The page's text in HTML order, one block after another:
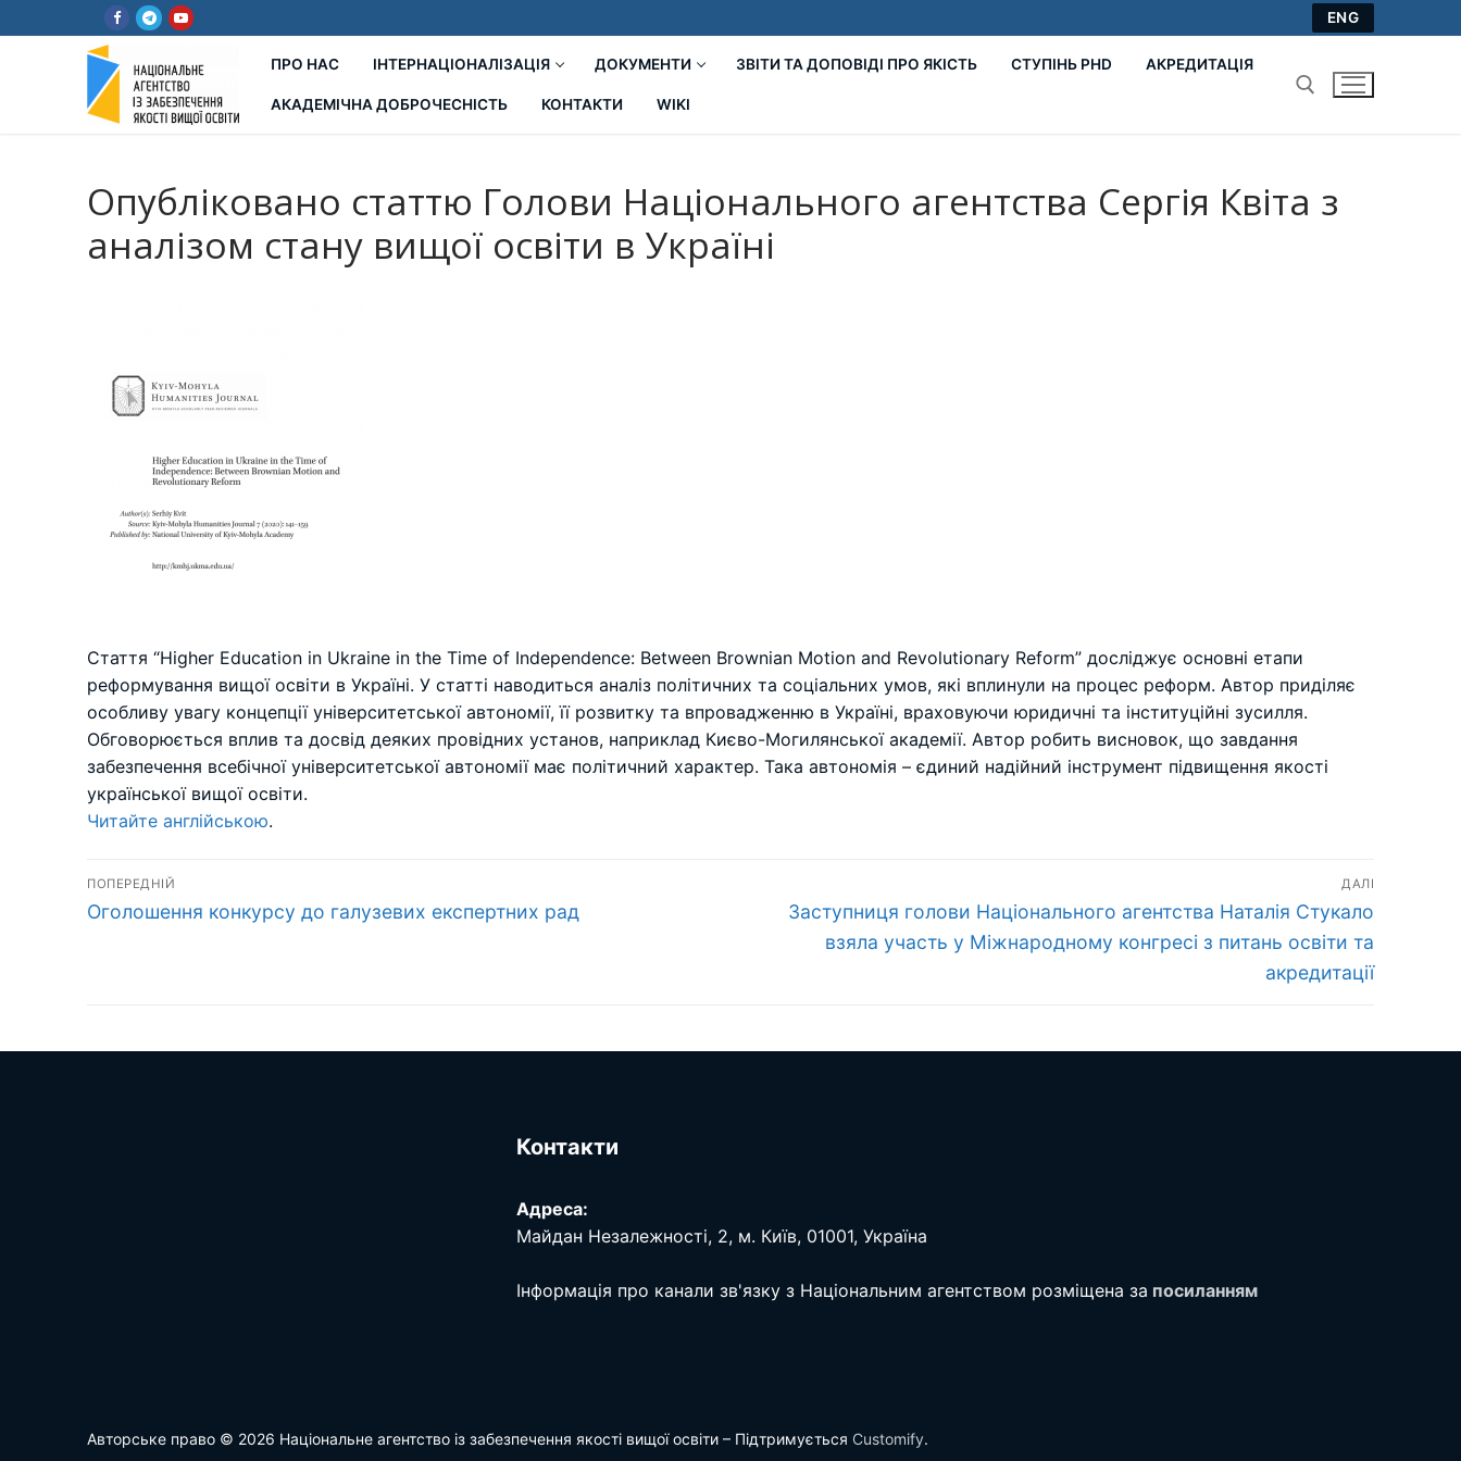
до
ENG
ПРО НАС ІНТЕРНАЦІОНАЛІЗАЦІЯ ДОКУМЕНТИ ЗВІТИ ТА ДОПОВІДІ ПРО ЯКІСТЬ СТУПІНЬ PHD АКРЕДИТАЦІЯ
АКАДЕМІЧНА ДОБРОЧЕСНІСТЬ КОНТАКТИ WIKI
Опубліковано статтю Голови Національного агентства Сергія Квіта з
аналізом стану вищої освіти в Україні
Стаття “Higher Education in Ukraine in the Time of Independence: Between Brownian Motion and Revolutionary Reform” досліджує основні етапи
реформування вищої освіти в Україні. У статті наводиться аналіз політичних та соціальних умов, які вплинули на процес реформ. Автор приділяє
особливу увагу концепції університетської автономії, її розвитку та впровадженню в Україні, враховуючи юридичні та інституційні зусилля.
Обговорюється вплив та досвід деяких провідних установ, наприклад Києво-Могилянської академії. Автор робить висновок, що завдання
забезпечення всебічної університетської автономії має політичний характер. Така автономія – єдиний надійний інструмент підвищення якості
української вищої освіти.
Читайте англійською.
Навігація
записів
ПОПЕРЕДНІЙ
Попередній
Оголошення конкурсу до галузевих експертних рад
ДАЛІ
Наступний
запис:
Заступниця голови Національного агентства Наталія Стукало
взяла участь у Міжнародному конгресі з питань освіти та
акредитації
Контакти
Адреса:
Майдан Незалежності, 2, м. Київ, 01001, Україна
Інформація про канали зв'язку з Національним агентством розміщена за посиланням
Авторське право © 2026 Національне агентство із забезпечення якості вищої освіти – Підтримується Customify.